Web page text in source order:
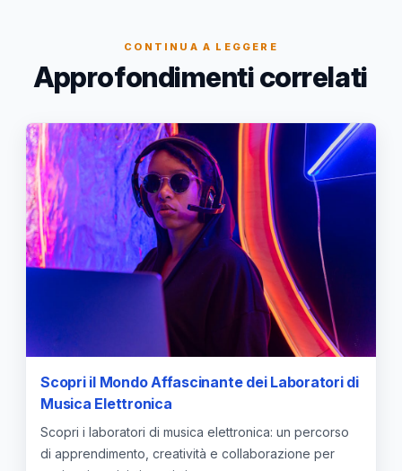
CONTINUA A LEGGERE
Approfondimenti correlati
Scopri il Mondo Affascinante dei Laboratori di
Musica Elettronica
Scopri i laboratori di musica elettronica: un percorso
di apprendimento, creatività e collaborazione per